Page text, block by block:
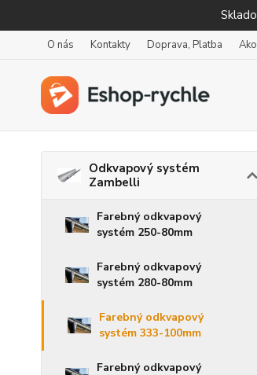
O nás Kontakty Doprava, Platba
Odkvapový systém
Zambelli
Farebný odkvapový
systém 250-80mm
Farebný odkvapový
systém 280-80mm
Farebný odkvapový
systém 333-100mm
Farebný odkvapový